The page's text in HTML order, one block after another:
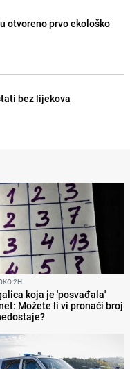
otvoreno prvo ekološko
bez lijekova
2H
koja je 'posvađala'
Možete li vi pronaći broj